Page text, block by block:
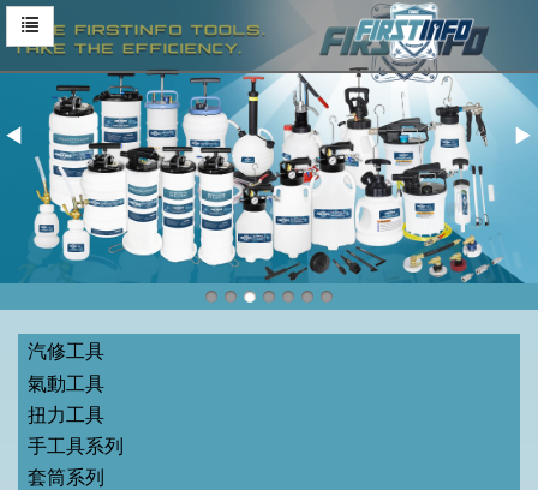
汽修工具
氣動工具
扭力工具
手工具系列
套筒系列